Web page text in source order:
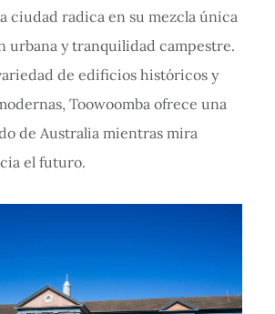
ciudad radica en su mezcla única
urbana y tranquilidad campestre.
de edificios históricos y
Toowoomba ofrece una
de Australia mientras mira
el futuro.